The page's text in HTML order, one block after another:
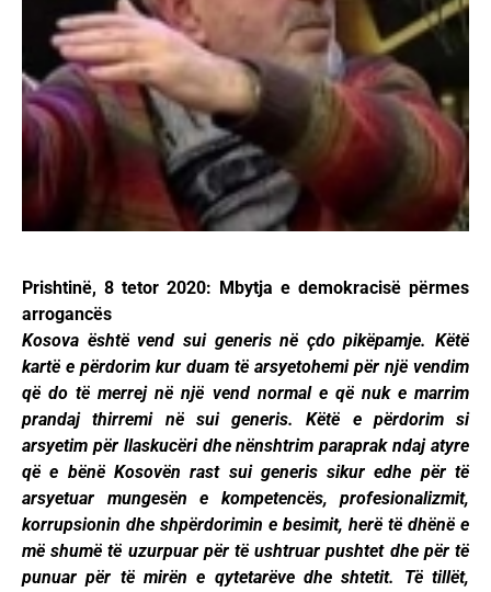
Prishtinë, 8 tetor 2020: Mbytja e demokracisë përmes
arrogancës
Kosova është vend sui generis në çdo pikëpamje. Këtë
kartë e përdorim kur duam të arsyetohemi për një vendim
që do të merrej në një vend normal e që nuk e marrim
prandaj thirremi në sui generis. Këtë e përdorim si
arsyetim për llaskucëri dhe nënshtrim paraprak ndaj atyre
që e bënë Kosovën rast sui generis sikur edhe për të
arsyetuar mungesën e kompetencës, profesionalizmit,
korrupsionin dhe shpërdorimin e besimit, herë të dhënë e
më shumë të uzurpuar për të ushtruar pushtet dhe për të
punuar për të mirën e qytetarëve dhe shtetit. Të tillët,